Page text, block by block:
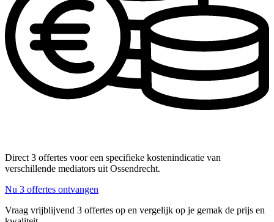
Direct 3 offertes voor een specifieke kostenindicatie van
verschillende mediators uit Ossendrecht.
Nu 3 offertes ontvangen
Vraag vrijblijvend 3 offertes op en vergelijk op je gemak de prijs en